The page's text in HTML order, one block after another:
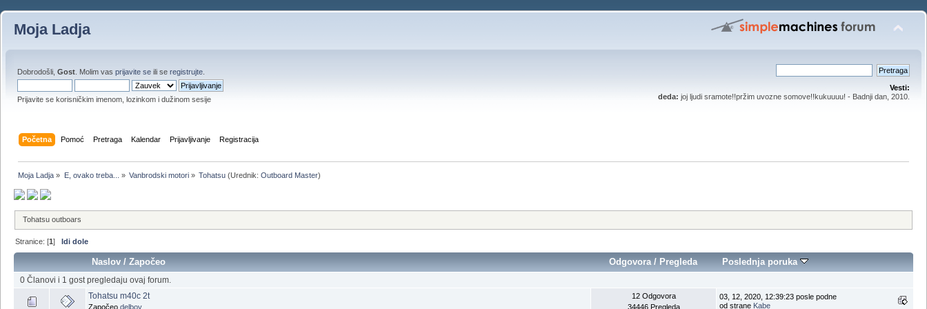
Moja Ladja
Dobrodošli, Gost . Molim vas prijavite se ili se registrujte
Prijavite se korisničkim imenom, lozinkom i dužinom sesije
Vesti:
deda: joj ljudi sramote!!pržim uvozne somove!!kukuuuu! - Badnji dan, 2010.
Početna Pomoć Pretraga Kalendar Prijavljivanje Registracija
Moja Ladja » E, ovako treba... » Vanbrodski motori» Tohatsu (Urednik:Outboard Master)
Tohatsu outboars
Stranice: [1]Idi dole
Naslov /Započeo Odgovora / Pregleda Poslednja poruka
0 Članovi i 1 gost pregledaju ovaj forum.
Tohatsu m40c 2t
Započeo delboy
12 Odgovora
34446 Pregleda
03, 12, 2020, 12:39:23 posle podne
od strane Kabe